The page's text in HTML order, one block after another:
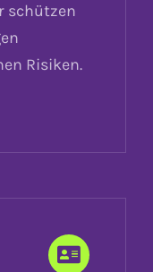
schützen
Risiken.